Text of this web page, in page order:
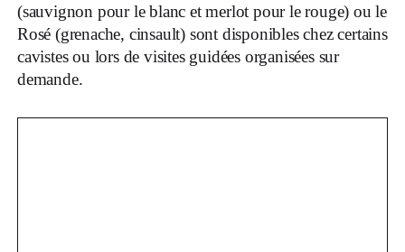
(sauvignon pour le blanc et merlot pour le rouge) ou le
Rosé (grenache, cinsault) sont disponibles chez certains
cavistes ou lors de visites guidées organisées sur
demande.